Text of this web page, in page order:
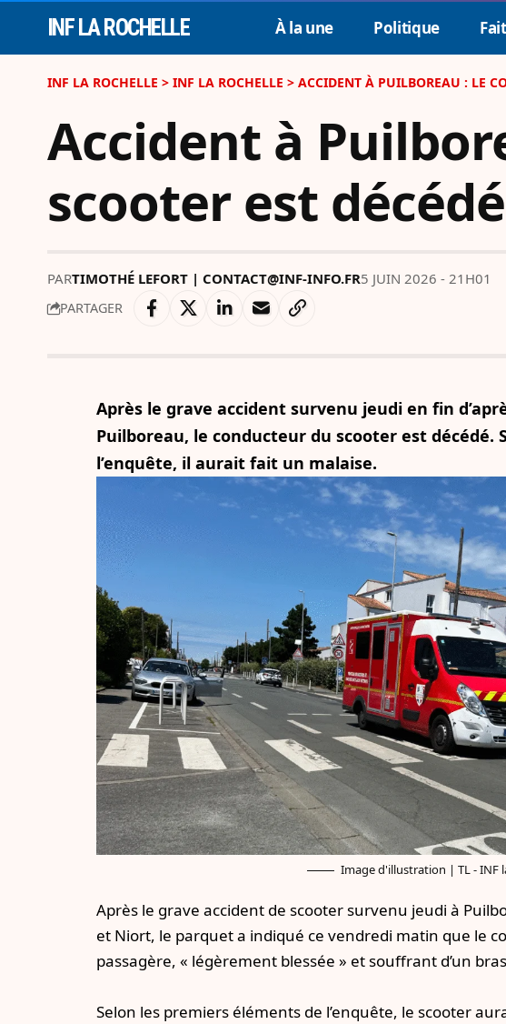
INF LA ROCHELLE À la une Politique
INF LA ROCHELLE > INF LA ROCHELLE > ACCIDENT À PUILBOREAU : LE
Accident à
scooter est décédé
PARTIMOTHÉ LEFORT | CONTACT@INF-INFO.FR5 JUIN 2026 - 21H01
PARTAGER
Après le grave accident survenu jeudi en fin
Puilboreau, le conducteur du scooter est décédé.
l’enquête, il aurait fait un malaise.
Image d'illustration | TL - INF
Après le grave accident de scooter survenu jeudi à
et Niort, le parquet a indiqué ce vendredi matin que le
passagère, « légèrement blessée » et souffrant d’un
Selon les premiers éléments de l’enquête, le scooter